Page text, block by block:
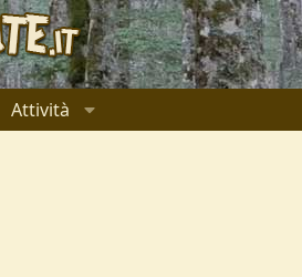
Attività